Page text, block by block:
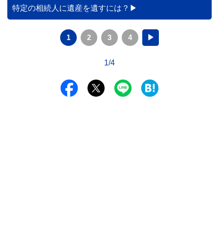
族が行うべき手続きについて分かりやすく解説します。
特定の相続人に遺産を遺すには？
1 2 3 4 ▶
1/4